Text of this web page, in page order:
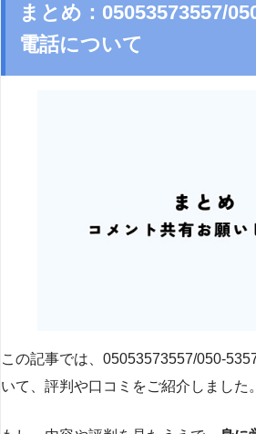
まとめ：05053573557/
電話について
この記事では、05053573557/050-
いて、評判や口コミをご紹介しました。